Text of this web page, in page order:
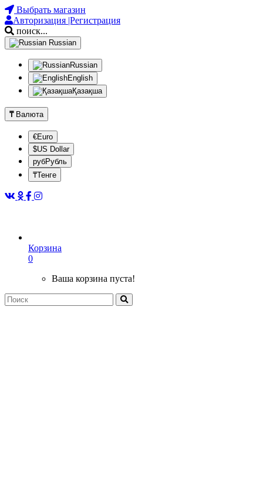
Выбрать магазин
Авторизация |Регистрация
поиск...
Russian
Russian
English
Қазақша
₸ Валюта
€Euro
$US Dollar
рубРубль
₸Тенге
Корзина
0
Ваша корзина пуста!